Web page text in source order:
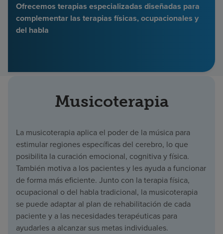
Buscar un centro
Empleos
Ofrecemos terapias especializadas diseñadas para
complementar las terapias físicas, ocupacionales y
del habla
Musicoterapia
La musicoterapia aplica el poder de la música para
estimular regiones específicas del cerebro, lo que
posibilita la curación emocional, cognitiva y física.
También motiva a los pacientes y les ayuda a funcionar
de forma más eficiente. Junto con la terapia física,
ocupacional o del habla tradicional, la musicoterapia
se puede adaptar al plan de rehabilitación de cada
paciente y a las necesidades terapéuticas para
ayudarles a alcanzar sus metas individuales.